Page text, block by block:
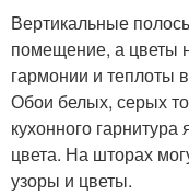
Вертикальные
помещение, а цветы
гармонии и теплоты
Обои белых, серых
кухонного
цвета. На шторах
узоры и цветы.